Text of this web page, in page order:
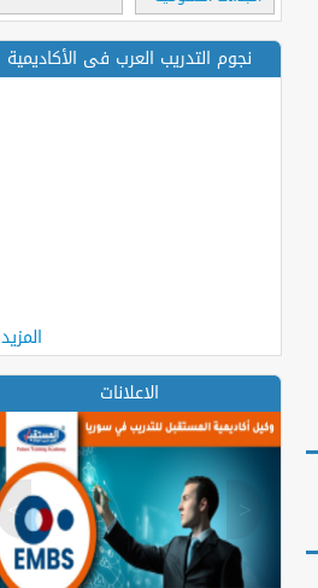
نجوم التدريب العرب فى الأكاديمية
المزيد
الاعلانات
> <